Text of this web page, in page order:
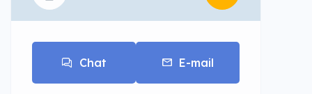
Chat E-mail